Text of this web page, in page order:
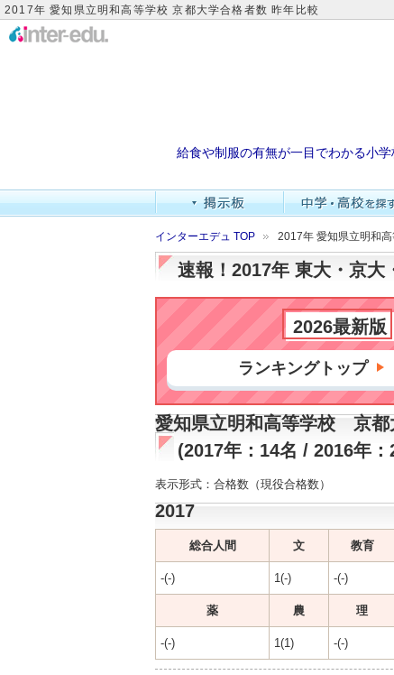
2017年 愛知県立明和高等学校 京都大学合格者数 昨年比較
給食や制服の有無が一目でわかる小
インターエデュ TOP 2017年 愛知県立明和
速報！2017年 東大・京大
2026最新版
ランキングトップ
愛知県立明和高等学校 京都
(2017年：14名 / 2016年：
表示形式：合格数（現役合格数）
2017
総合人間 文 教育
-(-)
1(-) -(-)
薬 農 理
-(-)
1(1) -(-)